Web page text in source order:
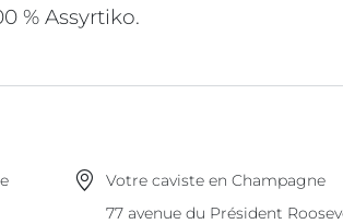
% Assyrtiko.
Votre caviste en Champagne
77 avenue du Président